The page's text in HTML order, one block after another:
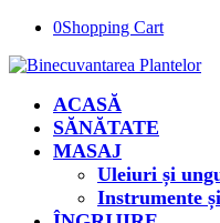
0Shopping Cart
ACASĂ
SĂNĂTATE
MASAJ
Uleiuri și
Instrumente